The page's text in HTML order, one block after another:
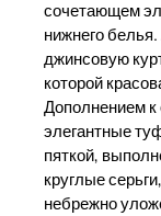
сочетающем
нижнего
джинсовую
которой
Дополнением к
элегантные
пяткой,
круглые
небрежно